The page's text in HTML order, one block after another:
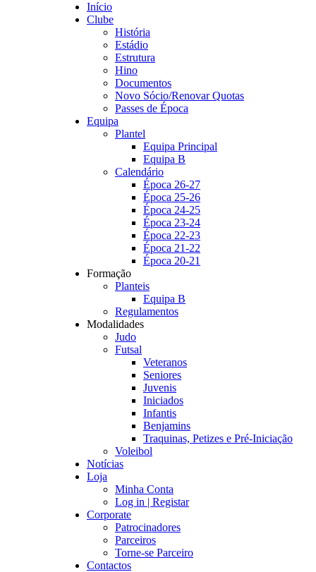
Início
Clube
História
Estádio
Estrutura
Hino
Documentos
Novo Sócio/Renovar Quotas
Passes de Época
Equipa
Plantel
Equipa Principal
Equipa B
Calendário
Época 26-27
Época 25-26
Época 24-25
Época 23-24
Época 22-23
Época 21-22
Época 20-21
Formação
Planteis
Equipa B
Regulamentos
Modalidades
Judo
Futsal
Veteranos
Seniores
Juvenis
Iniciados
Infantis
Benjamins
Traquinas, Petizes e Pré-Iniciação
Voleibol
Notícias
Loja
Minha Conta
Log in | Registar
Corporate
Patrocinadores
Parceiros
Torne-se Parceiro
Contactos